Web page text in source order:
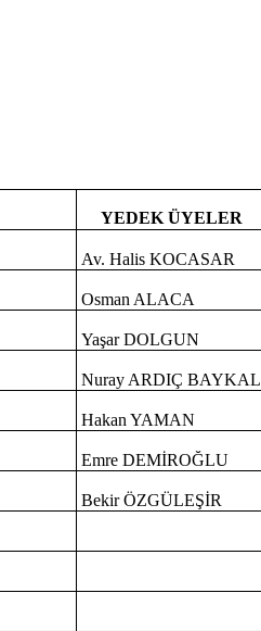
YEDEK ÜYELER
Av. Halis KOCASAR
Osman ALACA
Yaşar DOLGUN
Nuray ARDIÇ BAYKAL
Hakan YAMAN
Emre DEMİROĞLU
Bekir ÖZGÜLEŞİR